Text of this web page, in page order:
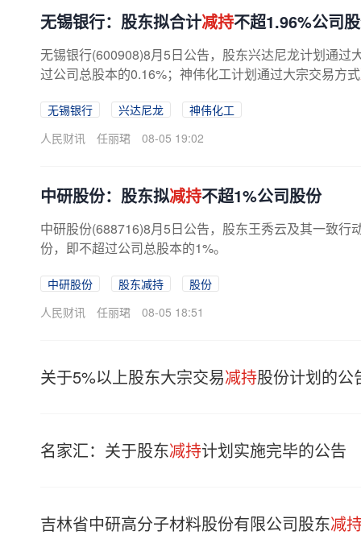
无锡银行：股东拟合计减持不超1.96%公司
无锡银行(600908)8月5日公告，股东兴达尼龙计划通过
过公司总股本的0.16%；神伟化工计划通过大宗交易方式
无锡银行 兴达尼龙
神伟化工
人民财讯
任丽珺 08-05 19:02
中研股份：股东拟减持不超1%公司股份
中研股份(688716)8月5日公告，股东王秀云及其一致行
份，即不超过公司总股本的1%。
中研股份 股东减持
股份
人民财讯
任丽珺 08-05 18:51
关于5%以上股东大宗交易减持股份计划的公
名家汇：关于股东减持计划实施完毕的公告
吉林省中研高分子材料股份有限公司股东减